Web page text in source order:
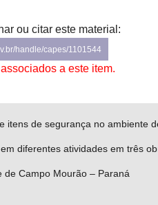
ou citar este material:
handle/capes/1101544
a este item.
itens de segurança no ambiente
diferentes atividades em três
de Campo Mourão – Paraná